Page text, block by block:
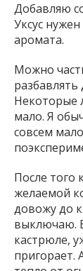
Добавляю
Уксус
аромата.
Можно
Некоторые
мало. Я
совсем
После того
желаемой
довожу до
выключаю.
кастрюле,
пригорает.